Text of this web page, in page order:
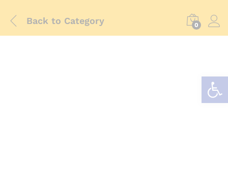
Back to Category 0
Abrir barra de herramientas